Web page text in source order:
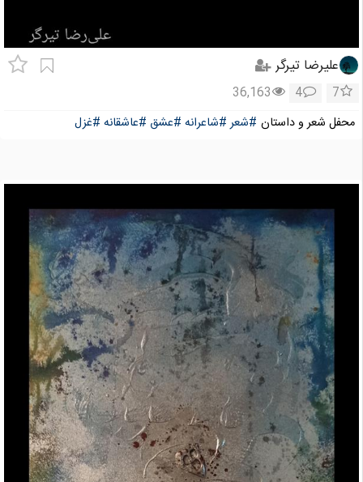
علیرضا تیرگر
7
4
36,163
محفل شعر و داستان #شعر #شاعرانه #عشق #عاشقانه #غزل